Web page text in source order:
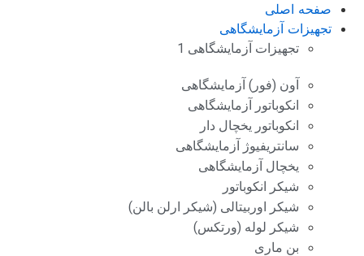
صفحه اصلی
تجهیزات آزمایشگاهی
تجهیزات آزمایشگاهی 1
آون (فور) آزمایشگاهی
انکوباتور آزمایشگاهی
انکوباتور یخچال دار
سانتریفیوژ آزمایشگاهی
یخچال آزمایشگاهی
شیکر انکوباتور
شیکر اوربیتالی (شیکر ارلن بالن)
شیکر لوله (ورتکس)
بن ماری